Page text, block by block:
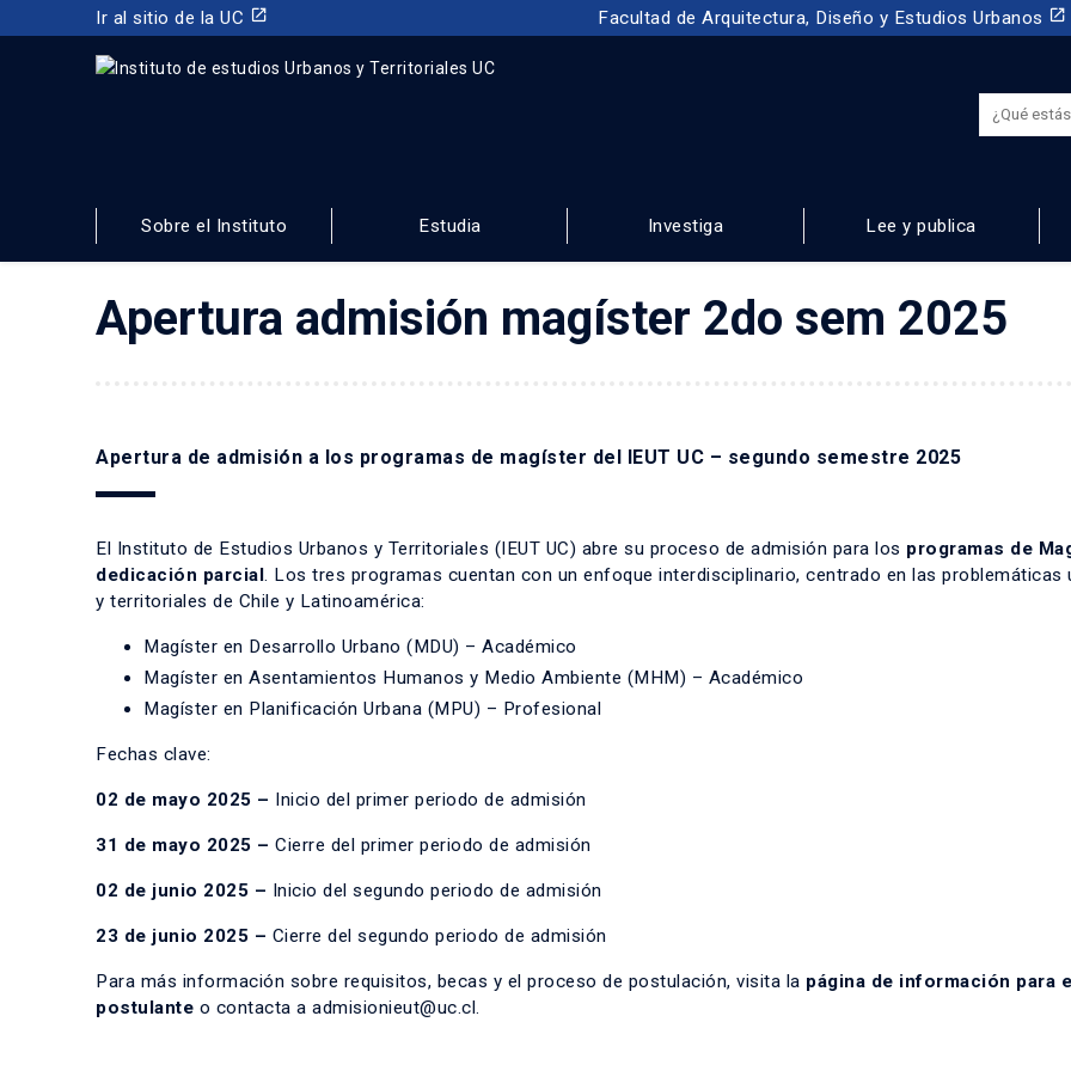
Ir al sitio de la UC launch Facultad de Arquitectura, Diseño y Estudios Urbanos launch
Y TERRITORIALES
FACULTAD DE ARQUITECTURA, DISEÑO Y ESTUDIOS URBANOS
Sobre el Instituto Estudia Investiga Lee y publica
Apertura admisión magíster 2do sem 2025
Apertura de admisión a los programas de magíster del IEUT UC – segundo semestre 2025
El Instituto de Estudios Urbanos y Territoriales (IEUT UC) abre su proceso de admisión para los programas de
dedicación parcial. Los tres programas cuentan con un enfoque interdisciplinario, centrado en las problemáticas
y territoriales de Chile y Latinoamérica:
Magíster en Desarrollo Urbano (MDU) – Académico
Magíster en Asentamientos Humanos y Medio Ambiente (MHM) – Académico
Magíster en Planificación Urbana (MPU) – Profesional
Fechas clave:
02 de mayo 2025 – Inicio del primer periodo de admisión
31 de mayo 2025 – Cierre del primer periodo de admisión
02 de junio 2025 – Inicio del segundo periodo de admisión
23 de junio 2025 – Cierre del segundo periodo de admisión
Para más información sobre requisitos, becas y el proceso de postulación, visita la página de información para
postulante o contacta a admisionieut@uc.cl.